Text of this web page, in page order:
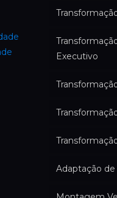
Executivo
Adaptação de